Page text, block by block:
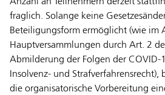
Anzahl an Teilnehmern derzeit
fraglich. Solange keine
Beteiligungsform ermöglicht (wie im
Hauptversammlungen durch Art. 2
Abmilderung der Folgen der
Insolvenz‑ und
die organisatorische Vorbereitung